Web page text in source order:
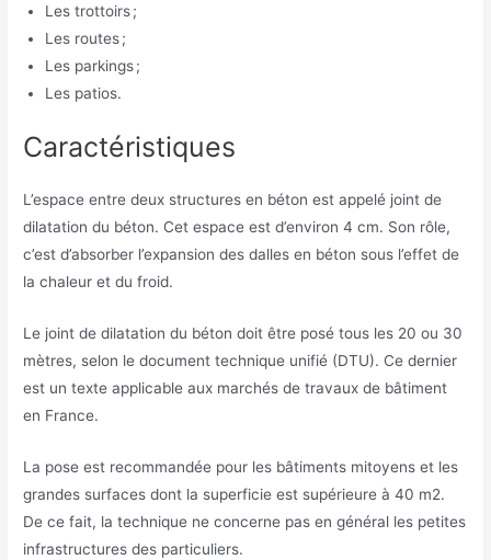
Les trottoirs ;
Les routes ;
Les parkings ;
Les patios.
Caractéristiques
L’espace entre deux structures en béton est appelé joint de
dilatation du béton. Cet espace est d’environ 4 cm. Son rôle,
c’est d’absorber l’expansion des dalles en béton sous l’effet de
la chaleur et du froid.
Le joint de dilatation du béton doit être posé tous les 20 ou 30
mètres, selon le document technique unifié (DTU). Ce dernier
est un texte applicable aux marchés de travaux de bâtiment
en France.
La pose est recommandée pour les bâtiments mitoyens et les
grandes surfaces dont la superficie est supérieure à 40 m2.
De ce fait, la technique ne concerne pas en général les petites
infrastructures des particuliers.